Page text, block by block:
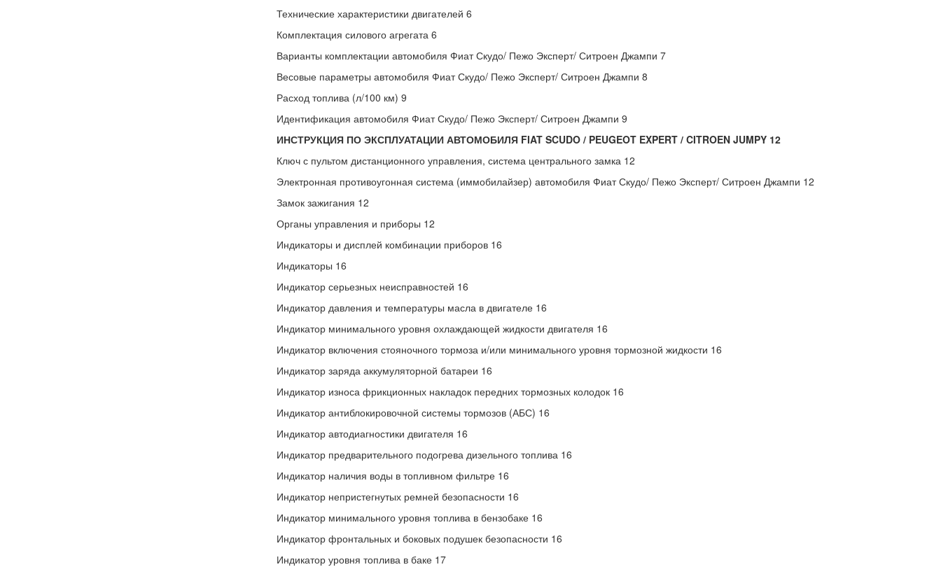
Технические характеристики двигателей 6
Комплектация силового агрегата 6
Варианты комплектации автомобиля Фиат Скудо/ Пежо Эксперт/ Ситроен Джампи 7
Весовые параметры автомобиля Фиат Скудо/ Пежо Эксперт/ Ситроен Джампи 8
Расход топлива (л/100 км) 9
Идентификация автомобиля Фиат Скудо/ Пежо Эксперт/ Ситроен Джампи 9
ИНСТРУКЦИЯ ПО ЭКСПЛУАТАЦИИ АВТОМОБИЛЯ FIAT SCUDO / PEUGEOT EXPERT / CITROEN JUMPY 12
Ключ с пультом дистанционного управления, система центрального замка 12
Электронная противоугонная система (иммобилайзер) автомобиля Фиат Скудо/ Пежо Эксперт/ Ситроен Джампи 12
Замок зажигания 12
Органы управления и приборы 12
Индикаторы и дисплей комбинации приборов 16
Индикаторы 16
Индикатор серьезных неисправностей 16
Индикатор давления и температуры масла в двигателе 16
Индикатор минимального уровня охлаждающей жидкости двигателя 16
Индикатор включения стояночного тормоза и/или минимального уровня тормозной жидкости 16
Индикатор заряда аккумуляторной батареи 16
Индикатор износа фрикционных накладок передних тормозных колодок 16
Индикатор антиблокировочной системы тормозов (АБС) 16
Индикатор автодиагностики двигателя 16
Индикатор предварительного подогрева дизельного топлива 16
Индикатор наличия воды в топливном фильтре 16
Индикатор непристегнутых ремней безопасности 16
Индикатор минимального уровня топлива в бензобаке 16
Индикатор фронтальных и боковых подушек безопасности 16
Индикатор уровня топлива в баке 17